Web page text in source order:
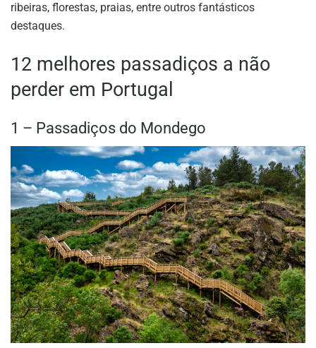
ribeiras, florestas, praias, entre outros fantásticos
destaques.
12 melhores passadiços a não
perder em Portugal
1 – Passadiços do Mondego